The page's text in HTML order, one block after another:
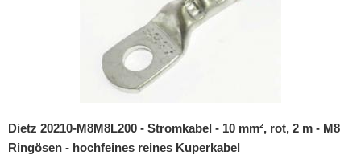
Dietz 20210-M8M8L200 - Stromkabel - 10 mm², rot, 2 m - M8
Ringösen - hochfeines reines Kuperkabel